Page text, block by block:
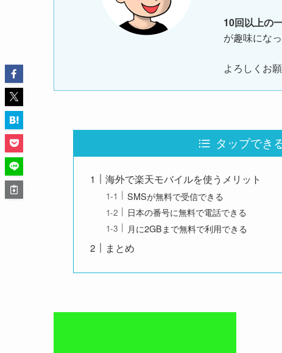
10回以上の
が趣味にな
よろしくお
タップでき
海外で楽天モバイルを使うメリット
SMSが無料で受信できる
日本の番号に無料で電話できる
月に2GBまで無料で利用できる
まとめ